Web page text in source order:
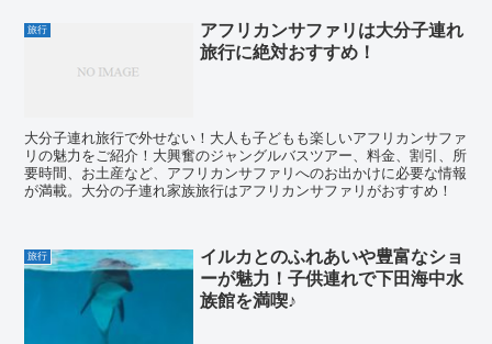
旅行
アフリカンサファリは大分子連れ
旅行に絶対おすすめ！
大分子連れ旅行で外せない！大人も子どもも楽しいアフリカンサファ
リの魅力をご紹介！大興奮のジャングルバスツアー、料金、割引、所
要時間、お土産など、アフリカンサファリへのお出かけに必要な情報
が満載。大分の子連れ家族旅行はアフリカンサファリがおすすめ！
旅行
イルカとのふれあいや豊富なショ
ーが魅力！子供連れで下田海中水
族館を満喫♪